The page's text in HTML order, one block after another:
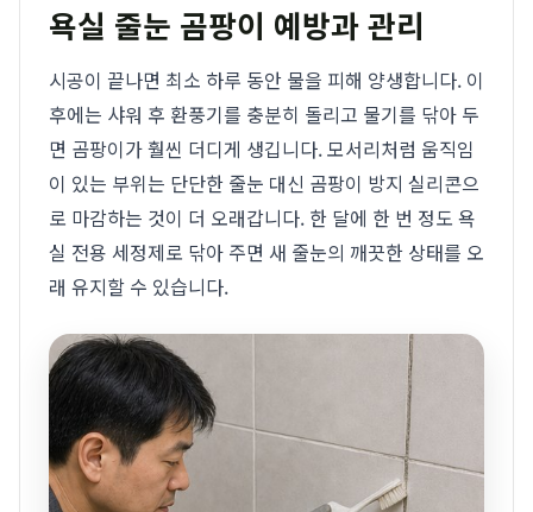
욕실 줄눈 곰팡이 예방과 관리
시공이 끝나면 최소 하루 동안 물을 피해 양생합니다. 이
후에는 샤워 후 환풍기를 충분히 돌리고 물기를 닦아 두
면 곰팡이가 훨씬 더디게 생깁니다. 모서리처럼 움직임
이 있는 부위는 단단한 줄눈 대신 곰팡이 방지 실리콘으
로 마감하는 것이 더 오래갑니다. 한 달에 한 번 정도 욕
실 전용 세정제로 닦아 주면 새 줄눈의 깨끗한 상태를 오
래 유지할 수 있습니다.